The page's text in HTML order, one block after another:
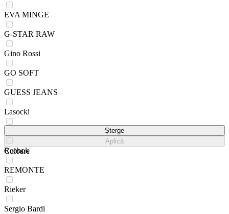
EVA MINGE
G-STAR RAW
Gino Rossi
GO SOFT
GUESS JEANS
Lasocki
Reebok
REMONTE
Rieker
Sergio Bardi
Șterge
Aplică
Culoare